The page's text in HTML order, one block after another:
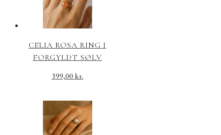
CELIA ROSA RING I
FORGYLDT SØLV
399,00 kr.